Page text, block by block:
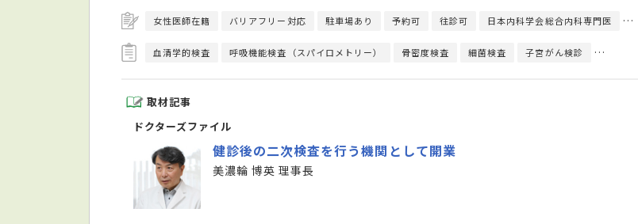
女性医師在籍 バリアフリー対応 駐車場あり 予約可 往診可 日本内科学会総合内科専門医
血清学的検査 呼吸機能検査（スパイロメトリー） 骨密度検査 細菌検査 子宮がん検診 上部内
取材記事
ドクターズファイル
健診後の二次検査を行う機関として開業
美濃輪 博英 理事長